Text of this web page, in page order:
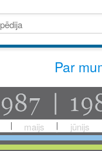
Par
maijs jūnijs